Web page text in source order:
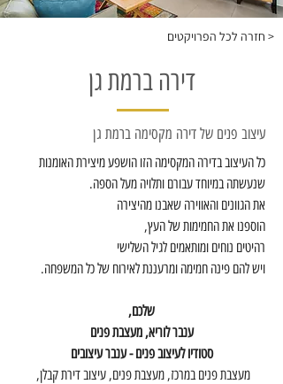
חזרה לכל הפרויקטים >
דירה ברמת גן
עיצוב פנים של דירה מקסימה ברמת גן
כל העיצוב בדירה המקסימה הזו הושפע מיצירת האומנות
שנעשתה במיוחד עבורם ותלויה מעל הספה.
את הגוונים והאווירה שאבנו מהיצירה
הוספנו את החמימות של העץ,
רהיטים נוחים ומותאמים לגיל השלישי
ויש להם פינה חמימה ומרעננת לאירוח של כל המשפחה.
שלכם,
ענבר לוריא, מעצבת פנים
סטודיו לעיצוב פנים - ענבר עיצובים
מעצבת פנים במרכז, מעצבת פנים, עיצוב דירת קבלן,